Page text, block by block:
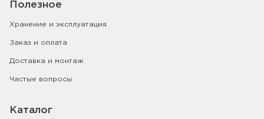
Полезное
Хранение и эксплуатация
Заказ и оплата
Доставка и монтаж
Частые вопросы
Каталог